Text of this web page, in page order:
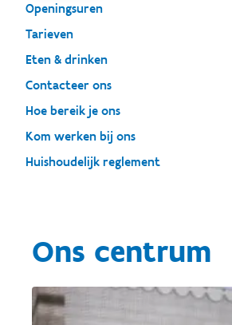
Openingsuren
Tarieven
Eten & drinken
Contacteer ons
Hoe bereik je ons
Kom werken bij ons
Huishoudelijk reglement
Ons centrum